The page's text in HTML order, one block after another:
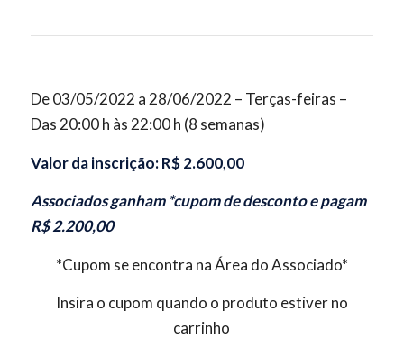
De 03/05/2022 a 28/06/2022 – Terças-feiras –
Das 20:00 h às 22:00 h (8 semanas)
Valor da inscrição: R$ 2.600,00
Associados ganham *cupom de desconto e pagam
R$ 2.200,00
*Cupom se encontra na Área do Associado*
Insira o cupom quando o produto estiver no
carrinho